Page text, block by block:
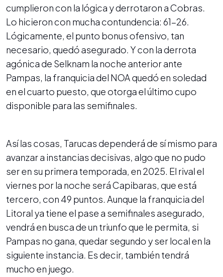
cumplieron con la lógica y derrotaron a Cobras.
Lo hicieron con mucha contundencia: 61-26.
Lógicamente, el punto bonus ofensivo, tan
necesario, quedó asegurado. Y con la derrota
agónica de Selknam la noche anterior ante
Pampas, la franquicia del NOA quedó en soledad
en el cuarto puesto, que otorga el último cupo
disponible para las semifinales.
Así las cosas, Tarucas dependerá de sí mismo para
avanzar a instancias decisivas, algo que no pudo
ser en su primera temporada, en 2025. El rival el
viernes por la noche será Capibaras, que está
tercero, con 49 puntos. Aunque la franquicia del
Litoral ya tiene el pase a semifinales asegurado,
vendrá en busca de un triunfo que le permita, si
Pampas no gana, quedar segundo y ser local en la
siguiente instancia. Es decir, también tendrá
mucho en juego.